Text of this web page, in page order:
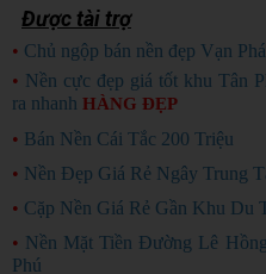
Được tài trợ
• Chủ ngộp bán nền đẹp Vạn
• Nền cực đẹp giá tốt khu Tân
ra nhanh HÀNG ĐẸP
• Bán Nền Cái Tắc 200 Triệu
• Nền Đẹp Giá Rẻ Ngây Trung
• Cặp Nền Giá Rẻ Gần Khu Du
• Nền Mặt Tiền Đường Lê
Phú